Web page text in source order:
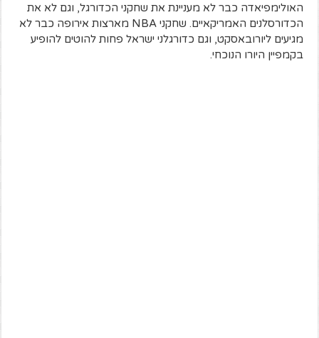
האולימפיאדה כבר לא מעניינת את שחקני הכדורגל, וגם לא את
הכדורסלנים האמריקאיים. שחקני NBA מארצות אירופה כבר לא
מגיעים ליורובאסקט, וגם כדורגלני ישראל פחות להוטים להופיע
בקמפיין היורו הנוכחי.